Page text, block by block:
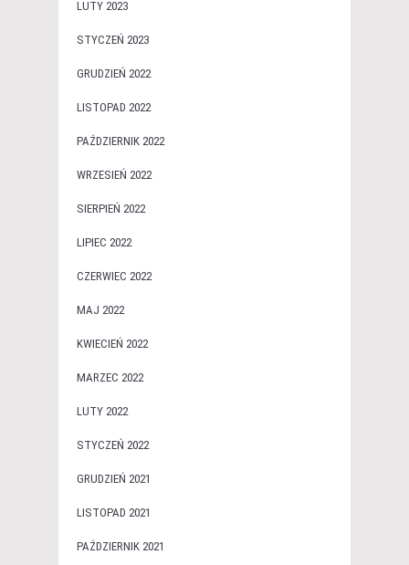
LUTY 2023
STYCZEŃ 2023
GRUDZIEŃ 2022
LISTOPAD 2022
PAŹDZIERNIK 2022
WRZESIEŃ 2022
SIERPIEŃ 2022
LIPIEC 2022
CZERWIEC 2022
MAJ 2022
KWIECIEŃ 2022
MARZEC 2022
LUTY 2022
STYCZEŃ 2022
GRUDZIEŃ 2021
LISTOPAD 2021
PAŹDZIERNIK 2021